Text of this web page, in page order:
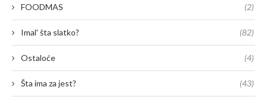
FOODMAS (2)
Imal' šta slatko? (82)
Ostaloće (4)
Šta ima za jest? (43)